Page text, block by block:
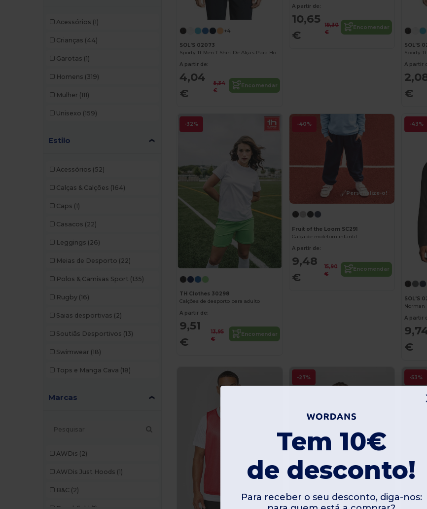
Acessórios (1)
Crianças (44)
Garotas (1)
Homens (319)
Mulher (111)
Unisexo (159)
Estilo
Acessórios (52)
Calças & Calções (164)
Caps (1)
Casacos (22)
Leggings (26)
Meias de Desporto (22)
Polos & Camisas Sport (135)
Rugby (16)
Saias desportivas (2)
Soutiãs Desportivos (13)
Swimwear (18)
Tops e Manga Cava (18)
Marcas
AWDis (2)
AWDis Just Hoods (1)
B&C (2)
+4
SOL'S 02073
Sporty Tt Men T Shirt De Alças Para Homem
A partir de:
4,04
€
5,34
€
Encomendar
A partir de:
10,65
€
19,30
€
Encomendar
SOL'S
A partir
€
-32%
TH Clothes 30298
Calções de desporto para adulto
A partir de:
9,51
€
13,95
€
Encomendar
-40%
Personalize-o!
Fruit of the Loom SC291
Calça de moletom infantil
A partir de:
9,48
€
15,90
€
Encomendar
-43%
SOL'S
A partir
€
-27% -53%
Tem 10€
de desconto!
Para receber o seu desconto, diga-nos: